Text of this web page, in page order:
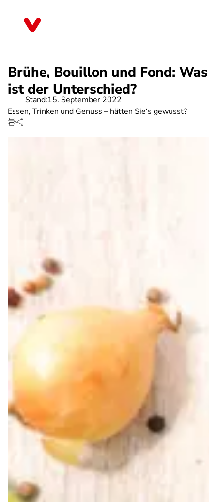
Brühe, Bouillon und Fond: Was
ist der Unterschied?
Stand:15. September 2022
Essen, Trinken und Genuss – hätten Sie‘s gewusst?